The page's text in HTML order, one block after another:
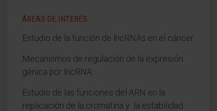
ÁREAS DE INTERÉS
Estudio de la función de lncRNAs en el cáncer.
Mecanismos de regulación de la expresión
génica por lncRNA.
Estudio de las funciones del ARN en la
replicación de la cromatina y la estabilidad